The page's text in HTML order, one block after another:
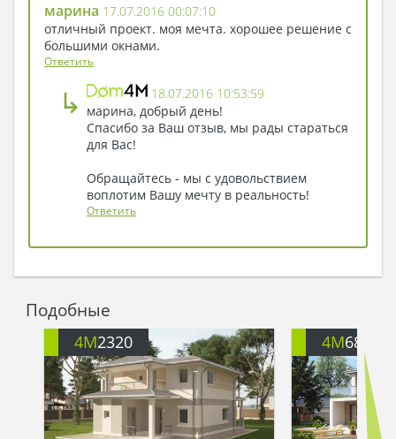
марина 17.07.2016 00:07:10
отличный проект. моя мечта. хорошее решение с
большими окнами.
Ответить
↳
18.07.2016 10:53:59
марина, добрый день!
Спасибо за Ваш отзыв, мы рады стараться
для Вас!
Обращайтесь - мы с удовольствием
воплотим Вашу мечту в реальность!
Ответить
Подобные
4M2320 4M684A